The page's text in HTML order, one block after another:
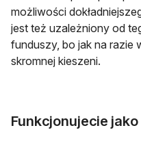
możliwości
jest też uzależniony od
funduszy, bo jak na razie
skromnej kieszeni.
Funkcjonujecie